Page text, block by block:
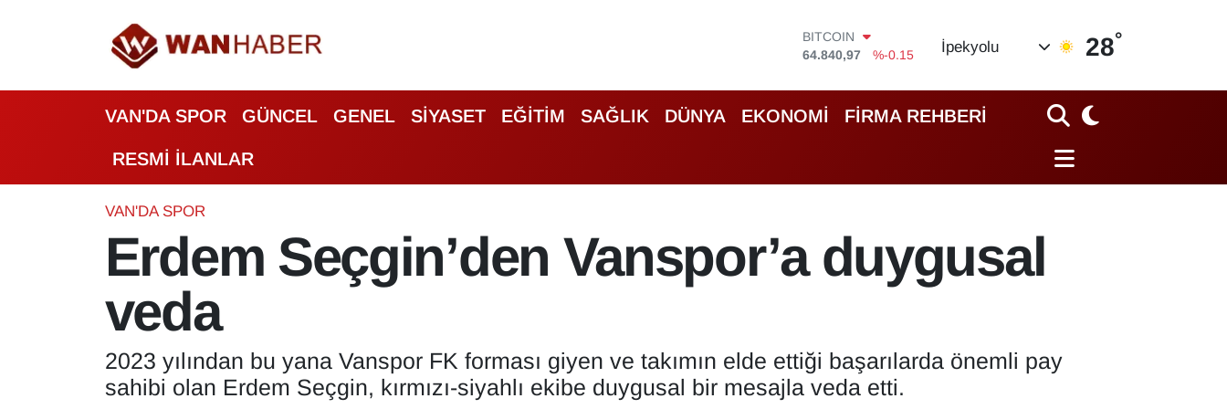
DOLAR
47,7436
%0.18
55,2510
%0.32
STERLİN
64,4811
%0.38
BİST100
64.840,97
İpekyolu 28°
VAN'DA SPOR GÜNCEL GENEL SİYASET EĞİTİM SAĞLIK DÜNYA EKONOMİ FİRMA REHBERİ
RESMİ İLANLAR
VAN'DA SPOR
Erdem Seçgin’den Vanspor’a duygusal
veda
2023 yılından bu yana Vanspor FK forması giyen ve takımın elde ettiği başarılarda önemli pay
sahibi olan Erdem Seçgin, kırmızı-siyahlı ekibe duygusal bir mesajla veda etti.
ASAYİŞ
BİLİM VE TEKNOLOJİ
Biyografi
Bölge Haberleri
ÇEVRE
Deprem
Dernekler, Odalar
Van Nöbetçi Eczaneler
Van Hava Durumu
Van Namaz Vakitleri
Van Trafik Yoğunluk Haritası
Süper Lig Puan Durumu ve Fikstür
Tüm Manşetler
Son Dakika Haberleri
Haber Arşivi